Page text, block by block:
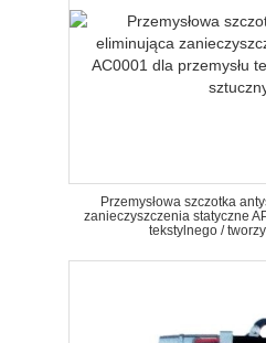
Przemysłowa szczotka
zanieczyszczenia statyczne
tekstylnego /